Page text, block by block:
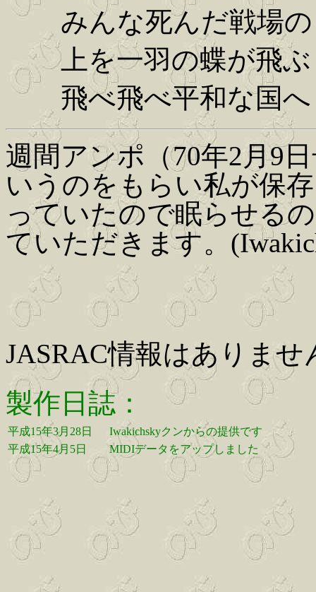
みんな死んだ戦場の
上を一羽の蝶が飛ぶ
飛べ飛べ平和な国へ
週間アンポ（70年2月9
いうのをもらい私が保
っていたので眠らせる
ていただきます。
JASRAC情報はありませ
製作日誌：
平成15年3月28日
Iwakichskyクンからの提供です
平成15年4月5日
MIDIデータをアップしました